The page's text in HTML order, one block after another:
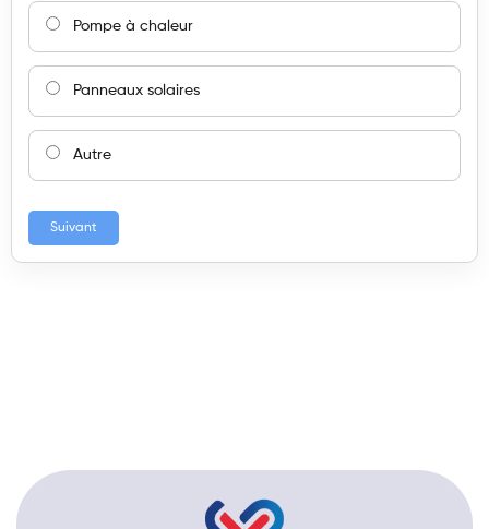
Pompe à chaleur
Panneaux solaires
Autre
Suivant